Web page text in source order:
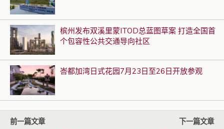
槟州发布双溪里蒙ITOD总蓝图草案 打造全国首
个包容性公共交通导向社区
峇都加湾日式花园7月23日至26日开放参观
前一篇文章
下一篇文章